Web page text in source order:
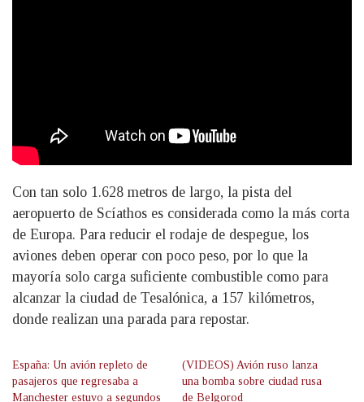
Con tan solo 1.628 metros de largo, la pista del
aeropuerto de Scíathos es considerada como la más corta
de Europa. Para reducir el rodaje de despegue, los
aviones deben operar con poco peso, por lo que la
mayoría solo carga suficiente combustible como para
alcanzar la ciudad de Tesalónica, a 157 kilómetros,
donde realizan una parada para repostar.
España: Un avión repleto de
pasajeros que regresaba a
Manchester estuvo a segundos
(VIDEOS) Avión ruso lanza
una bomba sobre ciudad rusa
de Belgorod